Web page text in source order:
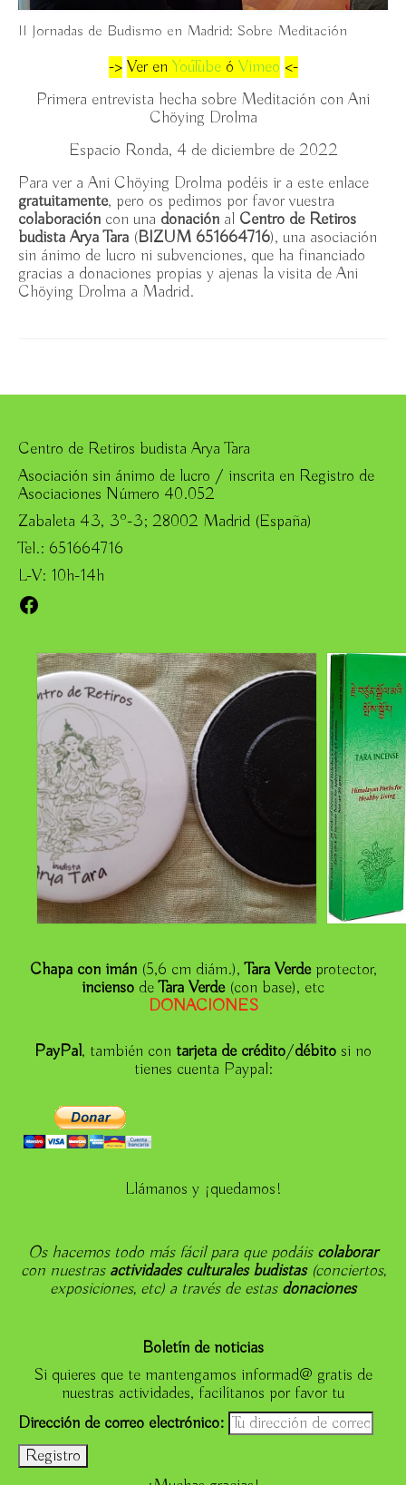
en 7 temas” / jueves 30 mayo 19:15h, Espacio Ronda
III Jornadas de Budismo en Madrid: Homenaje al
maestro Zen Thich Nhat Hanh / Espacio Ronda,
sábado 2 diciembre 2023
Introducción al Budismo en UNED / jueves
Iconografía en el Arte Budista / Jardín de la
Compasión, martes 3-31 octubre 2023
Armonización con Cuencos Tibetanos en Jardín de
la Compasión / domingo 1 octubre 2023
Biografía breve de Ani Chöying Drolma
Concierto benéfico y Entrevistas a Ani Chöying
Drolma en Madrid, 2-4 diciembre 2022
“Mantras del Corazón” de Ani Chöying Drolma,
un Concierto Benéfico / 3 diciembre 2022
Desafíos y Oportunidades del Budismo en España
I Jornadas de Budismo
Actividades
Casa Rafaela María
El Espacio
Donar
Soci@
Contacto
Boletín de noticias
II Jornadas de Budismo en Madrid: Sobre Meditación
-> Ver en YouTube ó Vimeo <-
Primera entrevista hecha sobre Meditación con Ani
Chöying Drolma
Espacio Ronda, 4 de diciembre de 2022
Para ver a Ani Chöying Drolma podéis ir a este enlace
gratuitamente, pero os pedimos por favor vuestra
colaboración con una donación al Centro de Retiros
budista Arya Tara (BIZUM 651664716), una asociación
sin ánimo de lucro ni subvenciones, que ha financiado
gracias a donaciones propias y ajenas la visita de Ani
Chöying Drolma a Madrid.
Centro de Retiros budista Arya Tara
Asociación sin ánimo de lucro / inscrita en Registro de
Asociaciones Número 40.052
Zabaleta 43, 3º-3; 28002 Madrid (España)
Tel.: 651664716
L-V: 10h-14h
Facebook
Chapa con imán (5,6 cm diám.),Tara Verdeprotector,
incienso deTara Verde (con base), etc
DONACIONES
PayPal, también con tarjeta de crédito/débito si no
tienes cuenta Paypal:
Llámanos y ¡quedamos!
Os hacemos todo más fácil para que podáis colaborar
con nuestras actividades culturales budistas (conciertos,
exposiciones, etc) a través de estas donaciones
Boletín de noticias
Si quieres que te mantengamos informad@ gratis de
nuestras actividades, facilítanos por favor tu
Dirección de correo electrónico: